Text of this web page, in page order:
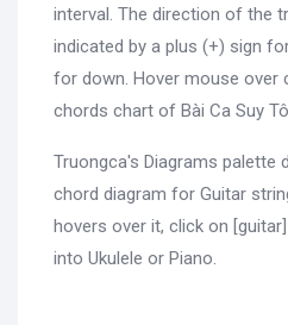
interval. The direction of the
indicated by a plus (+) sign
for down. Hover mouse over
chords chart of Bài Ca Suy
Truongca's Diagrams palette
chord diagram for Guitar
hovers over it, click on
into Ukulele or Piano.